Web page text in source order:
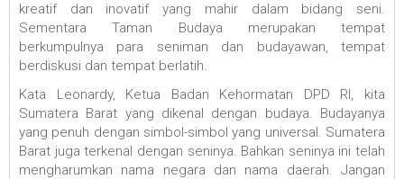
kreatif dan inovatif yang mahir dalam bidang seni.
Sementara Taman Budaya merupakan tempat
berkumpulnya para seniman dan budayawan, tempat
berdiskusi dan tempat berlatih.
Kata Leonardy, Ketua Badan Kehormatan DPD RI, kita
Sumatera Barat yang dikenal dengan budaya. Budayanya
yang penuh dengan simbol-simbol yang universal. Sumatera
Barat juga terkenal dengan seninya. Bahkan seninya ini telah
mengharumkan nama negara dan nama daerah. Jangan